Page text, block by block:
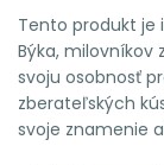
Tento produkt je
Býka, milovníkov
svoju osobnosť
zberateľských
svoje znamenie